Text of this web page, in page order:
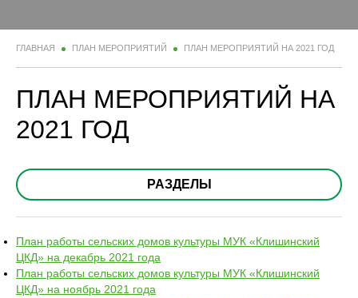
ГЛАВНАЯ ПЛАН МЕРОПРИЯТИЙ ПЛАН МЕРОПРИЯТИЙ НА 2021 ГОД
ПЛАН МЕРОПРИЯТИЙ НА
2021 ГОД
РАЗДЕЛЫ
План работы сельских домов культуры МУК «Клишинский
ЦКД» на декабрь 2021 года
План работы сельских домов культуры МУК «Клишинский
ЦКД» на ноябрь 2021 года